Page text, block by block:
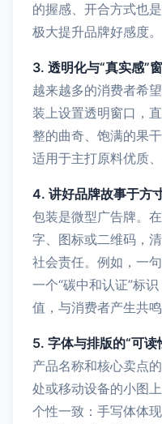
的握感、开合方式也
极大提升品牌好感度。
3. 透明化与“真实感”
越来越多的消费者希
装上设置透明窗口，
整的曲奇、饱满的果
适用于主打原料优质
4. 讲好品牌故事于方
包装是微型广告牌。
字、图标或二维码，
社会责任。例如，一
一个“碳中和认证”标
值，与消费者产生共鸣
5. 字体与排版的“可读
产品名称和核心卖点
处或移动设备的小图
个性一致：手写体体